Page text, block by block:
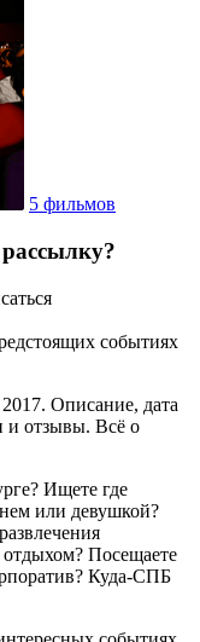
5 фильмов
событиях
Описание, дата
и отзывы. Всё о
Ищете где
или девушкой?
Посещаете
Куда-СПБ